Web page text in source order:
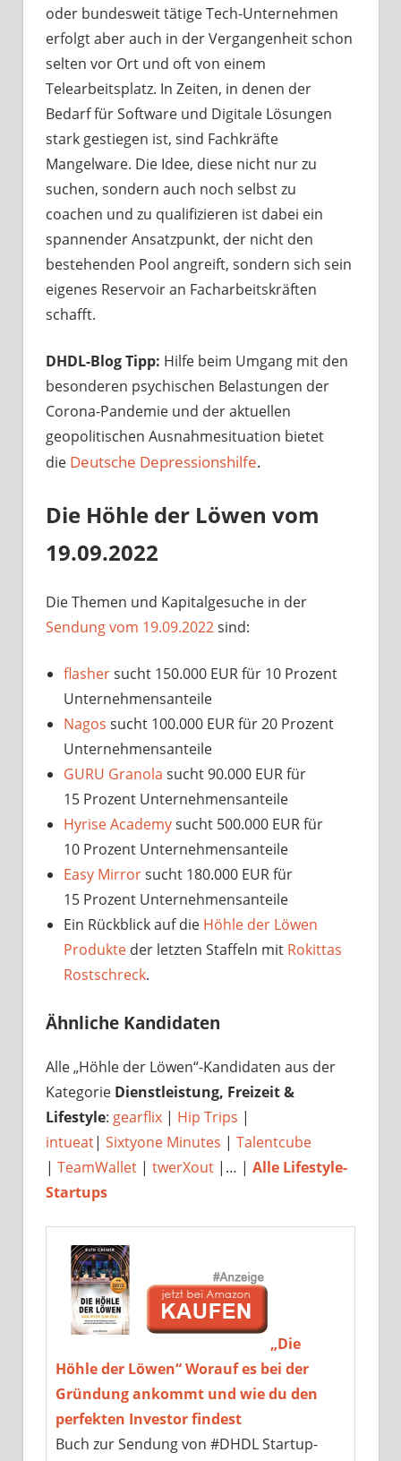
oder bundesweit tätige Tech-Unternehmen
erfolgt aber auch in der Vergangenheit schon
selten vor Ort und oft von einem
Telearbeitsplatz. In Zeiten, in denen der
Bedarf für Software und Digitale Lösungen
stark gestiegen ist, sind Fachkräfte
Mangelware. Die Idee, diese nicht nur zu
suchen, sondern auch noch selbst zu
coachen und zu qualifizieren ist dabei ein
spannender Ansatzpunkt, der nicht den
bestehenden Pool angreift, sondern sich sein
eigenes Reservoir an Facharbeitskräften
schafft.
DHDL-Blog Tipp: Hilfe beim Umgang mit den
besonderen psychischen Belastungen der
Corona-Pandemie und der aktuellen
geopolitischen Ausnahmesituation bietet
die Deutsche Depressionshilfe.
Die Höhle der Löwen vom
19.09.2022
Die Themen und Kapitalgesuche in der
Sendung vom 19.09.2022sind:
flashersucht 150.000 EUR für 10 Prozent
Unternehmensanteile
Nagos sucht 100.000 EUR für 20 Prozent
Unternehmensanteile
GURU Granola sucht 90.000 EUR für
15 Prozent Unternehmensanteile
Hyrise Academysucht 500.000 EUR für
10 Prozent Unternehmensanteile
Easy Mirrorsucht 180.000 EUR für
15 Prozent Unternehmensanteile
Ein Rückblick auf die Höhle der Löwen
Produkte der letzten Staffeln mit Rokittas
Rostschreck.
Ähnliche Kandidaten
Alle „Höhle der Löwen“-Kandidaten aus der
Kategorie Dienstleistung, Freizeit &
Lifestyle: gearflix | Hip Trips |
intueat| Sixtyone Minutes | Talentcube
| TeamWallet | twerXout |… | Alle Lifestyle-
Startups
„Die
Höhle der Löwen“ Worauf es bei der
Gründung ankommt und wie du den
perfekten Investor findest
Buch zur Sendung von #DHDL Startup-